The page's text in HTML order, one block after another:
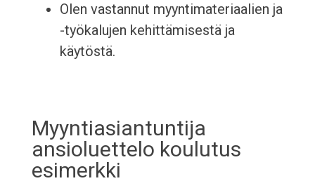
Olen vastannut myyntimateriaalien ja
-työkalujen kehittämisestä ja
käytöstä.
Myyntiasiantuntija
ansioluettelo koulutus
esimerkki